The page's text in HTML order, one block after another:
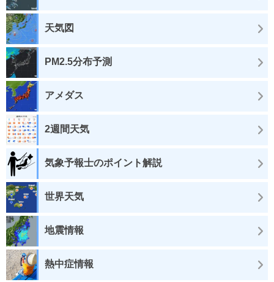
天気図
PM2.5分布予測
アメダス
2週間天気
気象予報士のポイント解説
世界天気
地震情報
熱中症情報